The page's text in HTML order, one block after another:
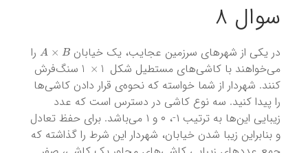
سوال ۸
در یکی از شهرهای سرزمین عجایب، یک خیابان A را
می‌خواهند با کاشی‌های مستطیل شکل
1
×
1سنگ‌فرش
کنند. شهردار از شما خواسته که نحوه‌ی قرار دادن کاشی‌ها
را پیدا کنید. سه نوع کاشی در دسترس است که عدد
زیبایی این‌ها به ترتیب ۱-، ۰ و ۱ می‌باشد. برای حفظ تعادل
و بنابراین زیبا شدن خیابان، شهردار این شرط را گذاشته که